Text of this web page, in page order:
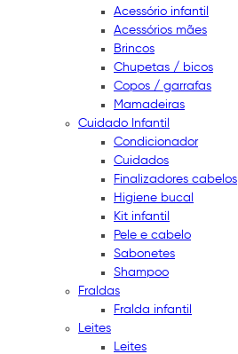
Acessório infantil
Acessórios mães
Brincos
Chupetas / bicos
Copos / garrafas
Mamadeiras
Cuidado Infantil
Condicionador
Cuidados
Finalizadores cabelos
Higiene bucal
Kit infantil
Pele e cabelo
Sabonetes
Shampoo
Fraldas
Fralda infantil
Leites
Leites